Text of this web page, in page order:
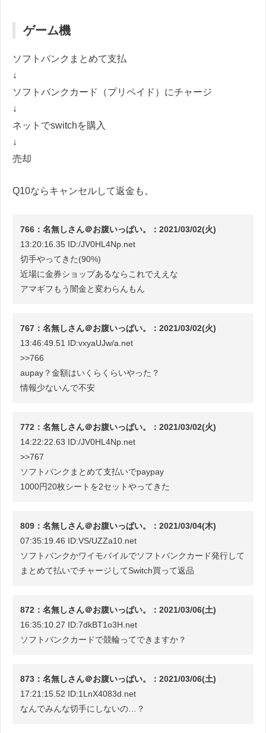
ゲーム機
ソフトバンクまとめて支払
↓
ソフトバンクカード（プリペイド）にチャージ
↓
ネットでswitchを購入
↓
売却
Q10ならキャンセルして返金も。
766：名無しさん＠お腹いっぱい。：2021/03/02(火)
13:20:16.35 ID:/JV0HL4Np.net
切手やってきた(90%)
近場に金券ショップあるならこれでええな
アマギフもう闇金と変わらんもん
767：名無しさん＠お腹いっぱい。：2021/03/02(火)
13:46:49.51 ID:vxyaUJw/a.net
>>766
aupay？金額はいくらくらいやった？
情報少ないんで不安
772：名無しさん＠お腹いっぱい。：2021/03/02(火)
14:22:22.63 ID:/JV0HL4Np.net
>>767
ソフトバンクまとめて支払いでpaypay
1000円20枚シートを2セットやってきた
809：名無しさん＠お腹いっぱい。：2021/03/04(木)
07:35:19.46 ID:VS/UZZa10.net
ソフトバンクかワイモバイルでソフトバンクカード発行して
まとめて払いでチャージしてSwitch買って返品
872：名無しさん＠お腹いっぱい。：2021/03/06(土)
16:35:10.27 ID:7dkBT1o3H.net
ソフトバンクカードで競輪ってできますか？
873：名無しさん＠お腹いっぱい。：2021/03/06(土)
17:21:15.52 ID:1LnX4083d.net
なんでみんな切手にしないの…？